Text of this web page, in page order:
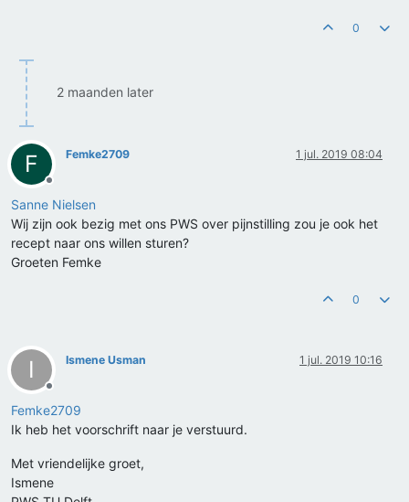
0
2 maanden later
F
Offline
Femke2709 1 jul. 2019 08:04
Sanne Nielsen
Wij zijn ook bezig met ons PWS over pijnstilling zou je ook het
recept naar ons willen sturen?
Groeten Femke
0
I
Offline
Ismene Usman 1 jul. 2019 10:16
Femke2709
Ik heb het voorschrift naar je verstuurd.
Met vriendelijke groet,
Ismene